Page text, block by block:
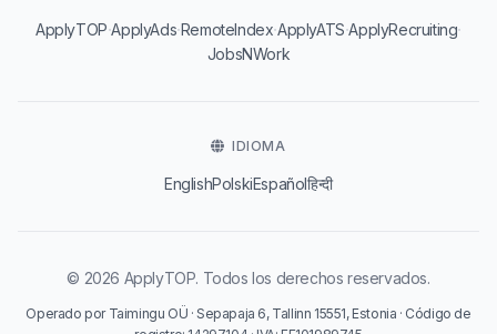
ApplyTOP·ApplyAds·RemoteIndex·ApplyATS·ApplyRecruiting·
JobsNWork
IDIOMA
EnglishPolskiEspañolहिन्दी
© 2026 ApplyTOP. Todos los derechos reservados.
Operado por Taimingu OÜ · Sepapaja 6, Tallinn 15551, Estonia · Código de